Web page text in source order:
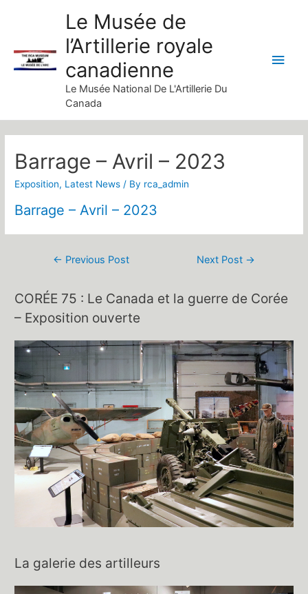
Le Musée de
l’Artillerie royale
canadienne
Le Musée National De L'Artillerie Du
Canada
Main
Barrage – Avril – 2023
Exposition, Latest News / By rca_admin
Barrage – Avril – 2023
Post← Previous Post Next Post →
CORÉE 75 : Le Canada et la guerre de Corée
– Exposition ouverte
La galerie des artilleurs